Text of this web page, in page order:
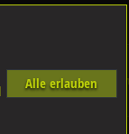
Polyamidring niedrige
Alle erlauben